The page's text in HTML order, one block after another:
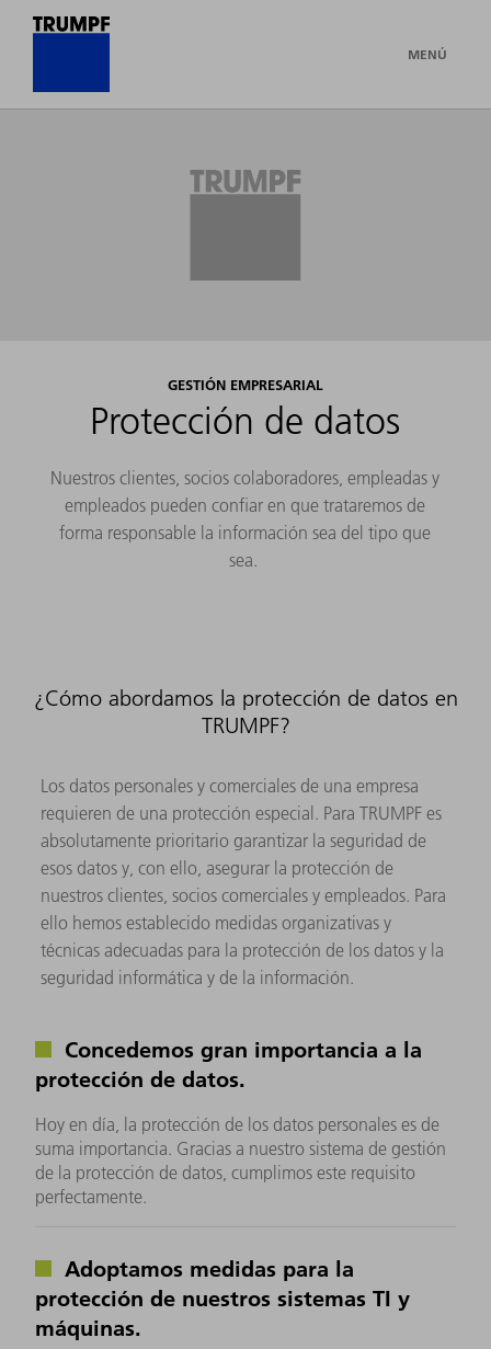
MENÚ
GESTIÓN EMPRESARIAL
Protección de datos
Nuestros clientes, socios colaboradores, empleadas y
empleados pueden confiar en que trataremos de
forma responsable la información sea del tipo que
sea.
¿Cómo abordamos la protección de datos en
TRUMPF?
Los datos personales y comerciales de una empresa
requieren de una protección especial. Para TRUMPF es
absolutamente prioritario garantizar la seguridad de
esos datos y, con ello, asegurar la protección de
nuestros clientes, socios comerciales y empleados. Para
ello hemos establecido medidas organizativas y
técnicas adecuadas para la protección de los datos y la
seguridad informática y de la información.
Concedemos gran importancia a la
protección de datos.
Hoy en día, la protección de los datos personales es de
suma importancia. Gracias a nuestro sistema de gestión
de la protección de datos, cumplimos este requisito
perfectamente.
Adoptamos medidas para la
protección de nuestros sistemas TI y
máquinas.